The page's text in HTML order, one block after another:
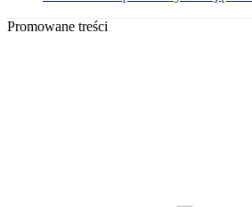
Promowane treści